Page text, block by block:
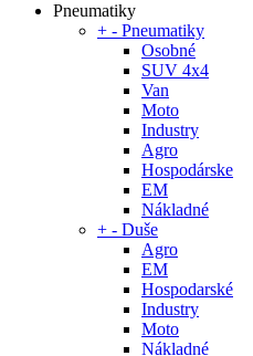
Pneumatiky
+ - Pneumatiky
Osobné
SUV 4x4
Van
Moto
Industry
Agro
Hospodárske
EM
Nákladné
+ - Duše
Agro
EM
Hospodarské
Industry
Moto
Nákladné